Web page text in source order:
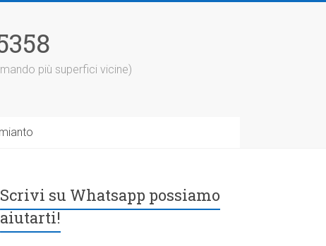
più superfici vicine)
Scrivi su Whatsapp possiamo
aiutarti!